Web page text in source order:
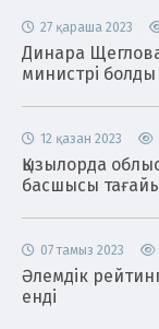
27 қараша 2023
Динара
министрі болды
12 қазан 2023
Қызылорда
басшысы
07 тамыз 2023
Әлемдік
енді